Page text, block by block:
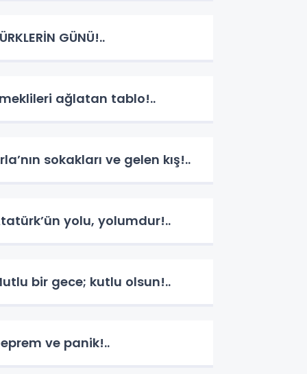
GÜNÜ!..
ağlatan tablo!..
sokakları ve gelen kış!..
yolu, yolumdur!..
bir gece; kutlu olsun!..
ve panik!..